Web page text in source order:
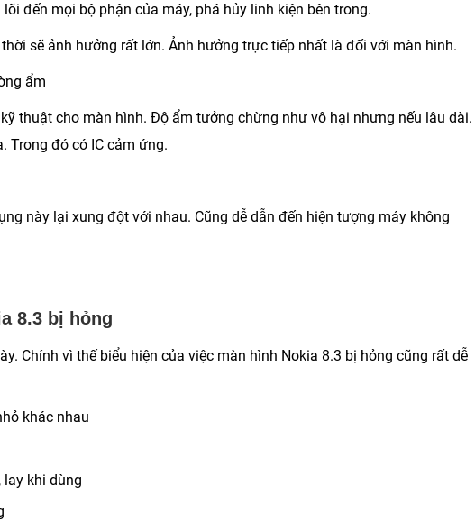
đến mọi bộ phận của máy, phá hủy linh kiện bên trong.
sẽ ảnh hưởng rất lớn. Ảnh hưởng trực tiếp nhất là đối với màn hình.
ẩm
thuật cho màn hình. Độ ẩm tưởng chừng như vô hại nhưng nếu lâu dài.
Trong đó có IC cảm ứng.
này lại xung đột với nhau. Cũng dễ dẫn đến hiện tượng máy không
8.3 bị hỏng
Chính vì thế biểu hiện của việc màn hình Nokia 8.3 bị hỏng cũng rất dễ
khác nhau
lay khi dùng